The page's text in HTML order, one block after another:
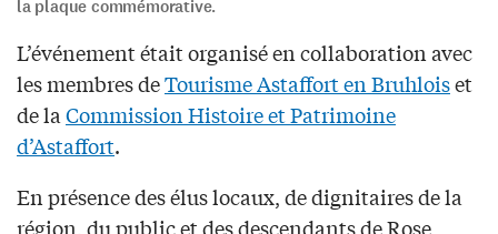
la plaque commémorative.
L’événement était organisé en collaboration avec
les membres deTourisme Astaffort en Bruhloiset
de la Commission Histoire et Patrimoine
d’Astaffort.
En présence des élus locaux, de dignitaires de la
région, du public et des descendants de Rose